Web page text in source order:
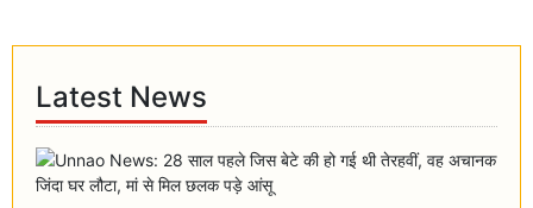
Latest News